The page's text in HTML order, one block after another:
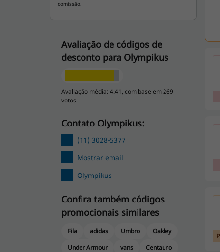
comissão.
Avaliação de códigos de
desconto para Olympikus
Avaliação média: 4.41, com base em 269
votos
Contato Olympikus:
(11) 3028-5377
Mostrar email
Olympikus
Confira também códigos
promocionais similares
Fila adidas Umbro
Oakley
Under Armour
vans
Centauro